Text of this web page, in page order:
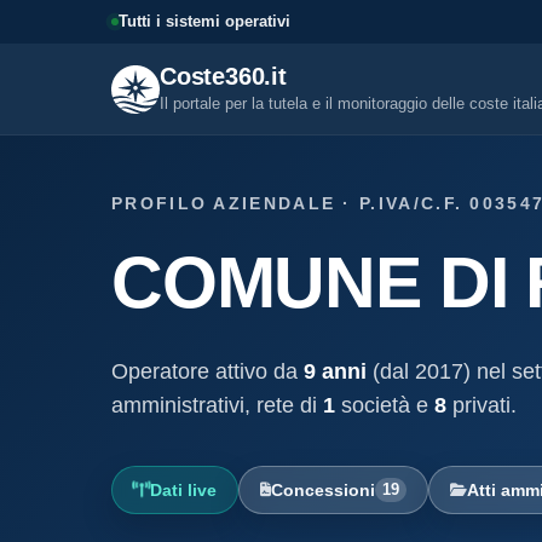
Tutti i sistemi operativi
Coste360.it
Il portale per la tutela e il monitoraggio delle coste
Visure, fascicoli, verifica
altro.
Un documento sintetico della
demaniale marittima
demaniale marittima
Storico completo ed evolutivo
concessione demaniale
PROFILO AZIENDALE · P.IVA/C.F.
COMUNE DI
Operatore attivo da 9 anni (dal 2017) nel
amministrativi, rete di 1 società e 8 privati.
Dati live Concessioni 19 Atti